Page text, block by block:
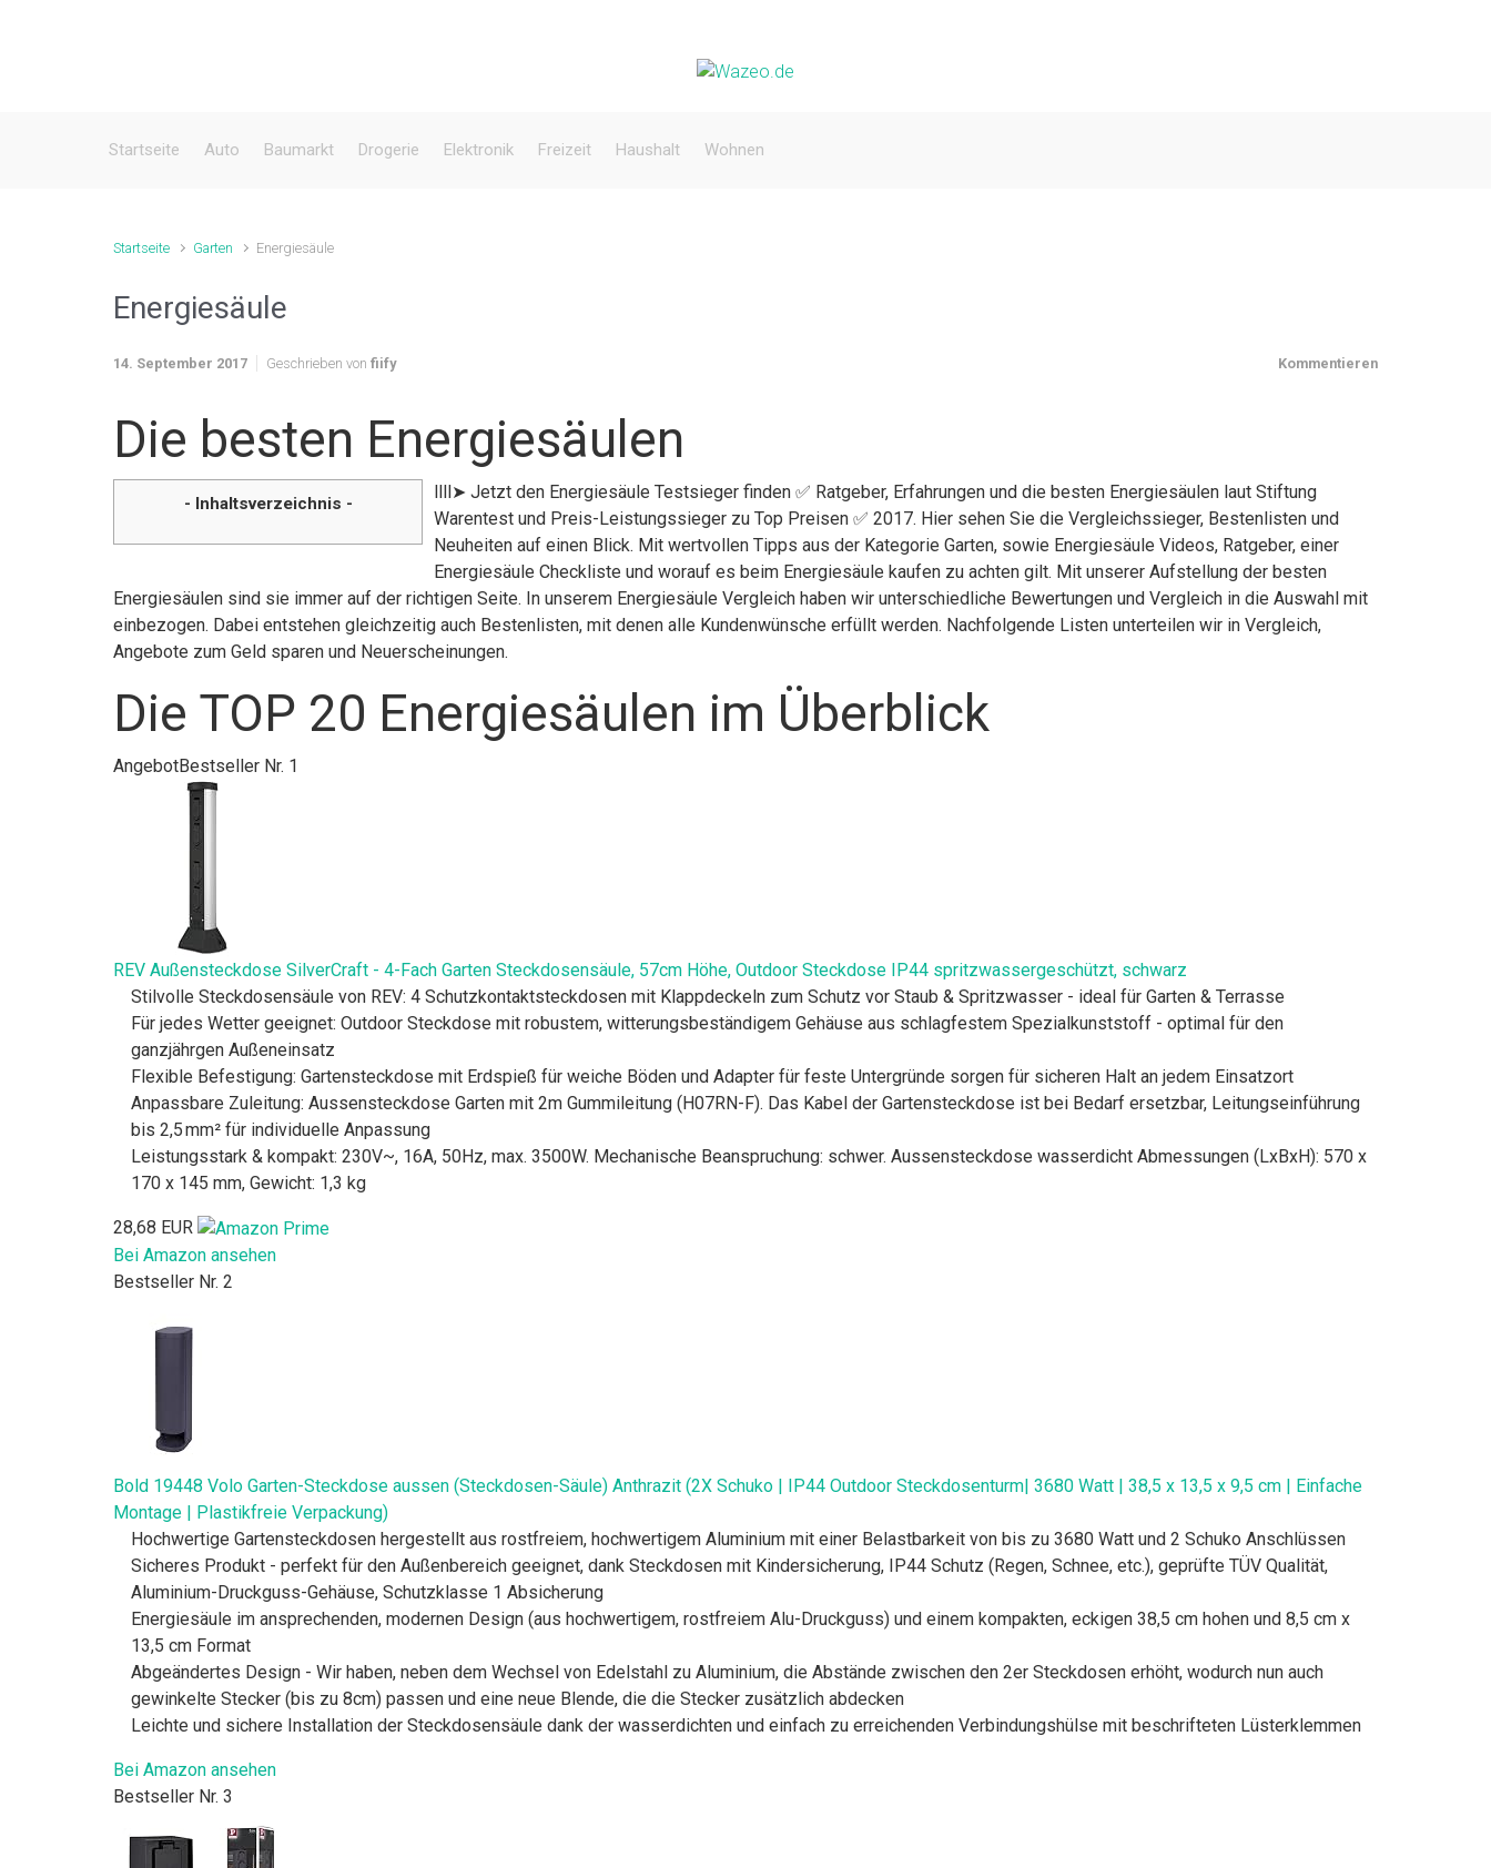
Startseite Auto Baumarkt Drogerie Elektronik Freizeit Haushalt Wohnen
Startseite Garten Energiesäule
Energiesäule
14. September 2017 Geschrieben von fiify Kommentieren
Die besten Energiesäulen
- Inhaltsverzeichnis -
llll➤ Jetzt den Energiesäule Testsieger finden ✅ Ratgeber, Erfahrungen und die besten Energiesäulen laut Stiftung
Warentest und Preis-Leistungssieger zu Top Preisen ✅ 2017. Hier sehen Sie die Vergleichssieger, Bestenlisten und
Neuheiten auf einen Blick. Mit wertvollen Tipps aus der Kategorie Garten, sowie Energiesäule Videos, Ratgeber, einer
Energiesäule Checkliste und worauf es beim Energiesäule kaufen zu achten gilt. Mit unserer Aufstellung der besten
Energiesäulen sind sie immer auf der richtigen Seite. In unserem Energiesäule Vergleich haben wir unterschiedliche Bewertungen und Vergleich in die Auswahl mit
einbezogen. Dabei entstehen gleichzeitig auch Bestenlisten, mit denen alle Kundenwünsche erfüllt werden. Nachfolgende Listen unterteilen wir in Vergleich,
Angebote zum Geld sparen und Neuerscheinungen.
Die TOP 20 Energiesäulen im Überblick
AngebotBestseller Nr. 1
REV Außensteckdose SilverCraft - 4-Fach Garten Steckdosensäule, 57cm Höhe, Outdoor Steckdose IP44 spritzwassergeschützt, schwarz
Stilvolle Steckdosensäule von REV: 4 Schutzkontaktsteckdosen mit Klappdeckeln zum Schutz vor Staub & Spritzwasser - ideal für Garten & Terrasse
Für jedes Wetter geeignet: Outdoor Steckdose mit robustem, witterungsbeständigem Gehäuse aus schlagfestem Spezialkunststoff - optimal für den
ganzjährgen Außeneinsatz
Flexible Befestigung: Gartensteckdose mit Erdspieß für weiche Böden und Adapter für feste Untergründe sorgen für sicheren Halt an jedem Einsatzort
Anpassbare Zuleitung: Aussensteckdose Garten mit 2m Gummileitung (H07RN-F). Das Kabel der Gartensteckdose ist bei Bedarf ersetzbar, Leitungseinführung
bis 2,5 mm² für individuelle Anpassung
Leistungsstark & kompakt: 230V~, 16A, 50Hz, max. 3500W. Mechanische Beanspruchung: schwer. Aussensteckdose wasserdicht Abmessungen (LxBxH): 570 x
170 x 145 mm, Gewicht: 1,3 kg
28,68 EUR
Bei Amazon ansehen
Bestseller Nr. 2
Bold 19448 Volo Garten-Steckdose aussen (Steckdosen-Säule) Anthrazit (2X Schuko | IP44 Outdoor Steckdosenturm| 3680 Watt | 38,5 x 13,5 x 9,5 cm | Einfache
Montage | Plastikfreie Verpackung)
Hochwertige Gartensteckdosen hergestellt aus rostfreiem, hochwertigem Aluminium mit einer Belastbarkeit von bis zu 3680 Watt und 2 Schuko Anschlüssen
Sicheres Produkt - perfekt für den Außenbereich geeignet, dank Steckdosen mit Kindersicherung, IP44 Schutz (Regen, Schnee, etc.), geprüfte TÜV Qualität,
Aluminium-Druckguss-Gehäuse, Schutzklasse 1 Absicherung
Energiesäule im ansprechenden, modernen Design (aus hochwertigem, rostfreiem Alu-Druckguss) und einem kompakten, eckigen 38,5 cm hohen und 8,5 cm x
13,5 cm Format
Abgeändertes Design - Wir haben, neben dem Wechsel von Edelstahl zu Aluminium, die Abstände zwischen den 2er Steckdosen erhöht, wodurch nun auch
gewinkelte Stecker (bis zu 8cm) passen und eine neue Blende, die die Stecker zusätzlich abdecken
Leichte und sichere Installation der Steckdosensäule dank der wasserdichten und einfach zu erreichenden Verbindungshülse mit beschrifteten Lüsterklemmen
Bei Amazon ansehen
Bestseller Nr. 3